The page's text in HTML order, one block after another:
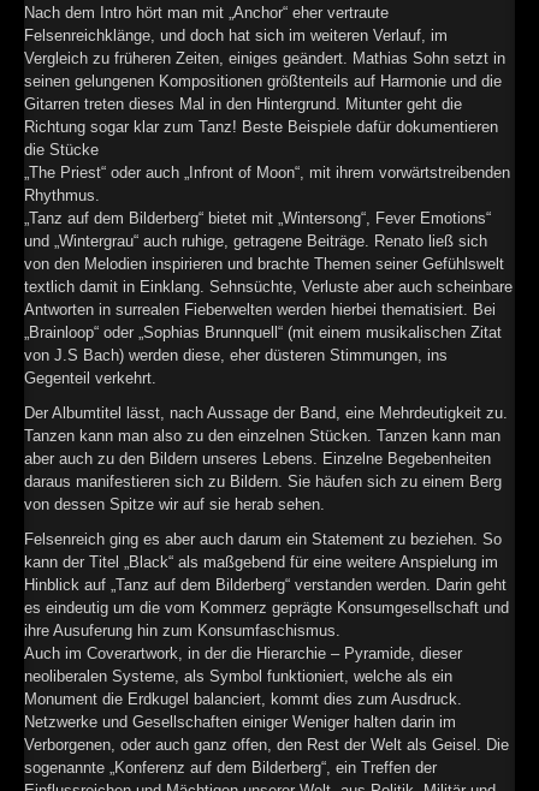
►
►
►
►
►
►
►
►
Nach dem Intro hört man mit „Anchor“ eher vertraute
Felsenreichklänge, und doch hat sich im weiteren Verlauf, im
Vergleich zu früheren Zeiten, einiges geändert. Mathias Sohn setzt in
seinen gelungenen Kompositionen größtenteils auf Harmonie und die
Gitarren treten dieses Mal in den Hintergrund. Mitunter geht die
Richtung sogar klar zum Tanz! Beste Beispiele dafür dokumentieren
die Stücke
„The Priest“ oder auch „Infront of Moon“, mit ihrem vorwärtstreibenden
Rhythmus.
„Tanz auf dem Bilderberg“ bietet mit „Wintersong“, Fever Emotions“
und „Wintergrau“ auch ruhige, getragene Beiträge. Renato ließ sich
von den Melodien inspirieren und brachte Themen seiner Gefühlswelt
textlich damit in Einklang. Sehnsüchte, Verluste aber auch scheinbare
Antworten in surrealen Fieberwelten werden hierbei thematisiert. Bei
„Brainloop“ oder „Sophias Brunnquell“ (mit einem musikalischen Zitat
von J.S Bach) werden diese, eher düsteren Stimmungen, ins
Gegenteil verkehrt.
Der Albumtitel lässt, nach Aussage der Band, eine Mehrdeutigkeit zu.
Tanzen kann man also zu den einzelnen Stücken. Tanzen kann man
aber auch zu den Bildern unseres Lebens. Einzelne Begebenheiten
daraus manifestieren sich zu Bildern. Sie häufen sich zu einem Berg
von dessen Spitze wir auf sie herab sehen.
Felsenreich ging es aber auch darum ein Statement zu beziehen. So
kann der Titel „Black“ als maßgebend für eine weitere Anspielung im
Hinblick auf „Tanz auf dem Bilderberg“ verstanden werden. Darin geht
es eindeutig um die vom Kommerz geprägte Konsumgesellschaft und
ihre Ausuferung hin zum Konsumfaschismus.
Auch im Coverartwork, in der die Hierarchie – Pyramide, dieser
neoliberalen Systeme, als Symbol funktioniert, welche als ein
Monument die Erdkugel balanciert, kommt dies zum Ausdruck.
Netzwerke und Gesellschaften einiger Weniger halten darin im
Verborgenen, oder auch ganz offen, den Rest der Welt als Geisel. Die
sogenannte „Konferenz auf dem Bilderberg“, ein Treffen der